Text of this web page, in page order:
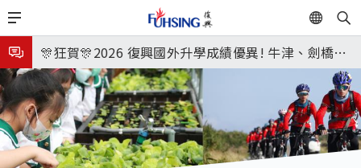
移
至
主
內
容
EN
🎉🎉🎉狂賀! 12望蘇同學榮錄MIT麻省理工學院，本校
連續兩年錄取世界第一學府！
🎊狂賀🎊2026 復興國外升學成績優異! 牛津、劍橋首
次雙星閃耀✨
115年校本部大學榜單再創佳績🎉，32％達醫學系錄
取標準、62%達台大錄取標準。各組合4科60級分9人
🎊
8月3日 分科成績公布
臺北市2026城鎮韌性(防空)演習訂於8月13日(四) 14